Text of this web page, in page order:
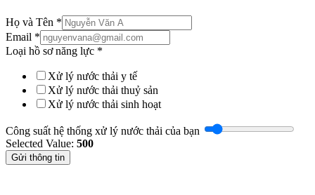
Họ và Tên *
Email *
Loại hồ sơ năng lực *
Xử lý nước thải y tế
Xử lý nước thải thuỷ sản
Xử lý nước thải sinh hoạt
Công suất hệ thống xử lý nước thải của bạn
Selected Value: 500
Gửi thông tin